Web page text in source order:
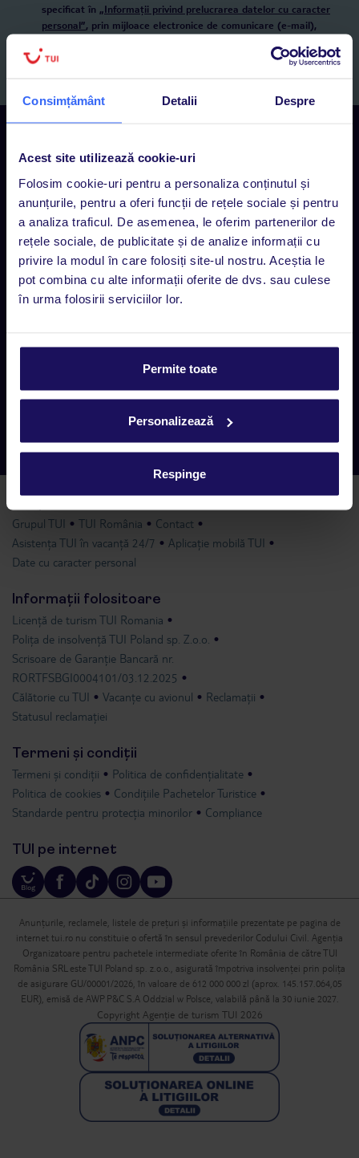
Consimțământ Detalii Despre
Acest site utilizează cookie-uri
Folosim cookie-uri pentru a personaliza conținutul și
anunțurile, pentru a oferi funcții de rețele sociale și pentru
a analiza traficul. De asemenea, le oferim partenerilor de
rețele sociale, de publicitate și de analize informații cu
privire la modul în care folosiți site-ul nostru. Aceștia le
pot combina cu alte informații oferite de dvs. sau culese
în urma folosirii serviciilor lor.
Permite toate
Personalizează
Respinge
specificat în „Informații privind prelucrarea datelor cu caracter
personal”, prin mijloace electronice de comunicare (e-mail),
Rezervări Call center
0318 103 000, tasta 1
Suport clienți (rezervări existente)
Luni - Vineri 09:00 - 17:00
0318 103 000, tasta 2
Agențiile TUI
Grupul TUI TUI România
Contact
Asistența TUI în vacanță 24/7
Aplicație mobilă TUI
Date cu caracter personal
Informații folositoare
Licență de turism TUI Romania
Polița de insolvență TUI Poland sp. Z.o.o.
Scrisoare de Garanție Bancară nr.
RORTFSBGI0004101/03.12.2025
Călătorie cu TUI
Vacanțe cu avionul
Reclamații
Statusul reclamației
Termeni și condiții
Termeni și condiții
Politica de confidențialitate
Politica de cookies
Condițiile Pachetelor Turistice
Standarde pentru protecția minorilor
Compliance
TUI pe internet
Anunțurile, reclamele, listele de prețuri și informațiile prezentate pe pagina de
internet tui.ro nu constituie o ofertă în sensul prevederilor Codului Civil. Agenția
Organizatoare pentru pachetele intermediate oferite în România de către TUI
România SRL este TUI Poland sp. z.o.o., asigurată împotriva insolvenței prin polița
de asigurare GU/00001/2026, în valoare de 612 000 000 zl (aprox. 145.157.064,05
EUR), emisă de AWP P&C S.A Oddzial w Polsce, valabilă până la 30 iunie 2027.
Copyright Agenție de turism TUI 2026